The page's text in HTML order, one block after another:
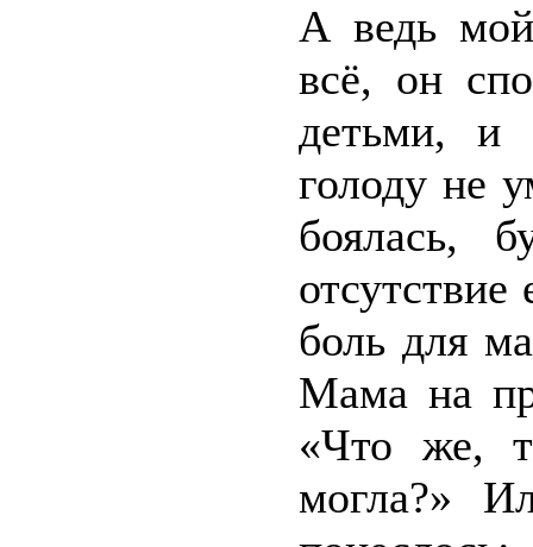
А ведь мой
всё, он
детьми, и
голоду не
боялась,
боль для
Мама на
«Что же,
могла?»